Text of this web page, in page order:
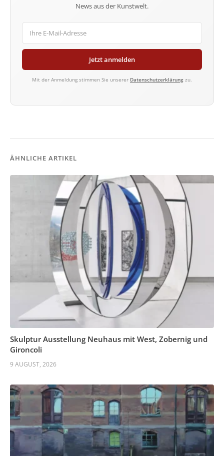
News aus der Kunstwelt.
Jetzt anmelden
Mit der Anmeldung stimmen Sie unserer Datenschutzerklärung zu.
ÄHNLICHE ARTIKEL
Skulptur Ausstellung Neuhaus mit West, Zobernig und
Gironcoli
9 AUGUST, 2026